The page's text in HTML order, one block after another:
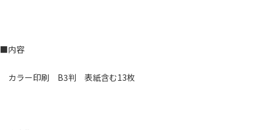
■内容
カラー印刷 B3判 表紙含む13枚